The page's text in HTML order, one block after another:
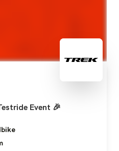
Event 🎉